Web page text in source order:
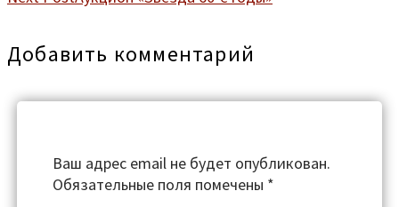
Добавить комментарий
Ваш адрес email не будет опубликован.
Обязательные поля помечены *